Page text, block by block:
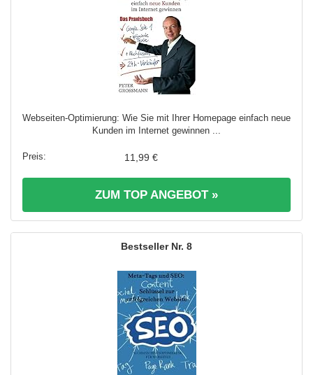
Webseiten-Optimierung: Wie Sie mit Ihrer Homepage einfach neue
Kunden im Internet gewinnen ...
11,99 €
ZUM TOP ANGEBOT »
8